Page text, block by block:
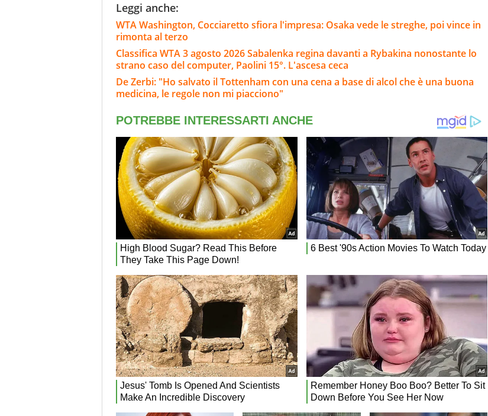
Leggi anche:
WTA Washington, Cocciaretto sfiora l'impresa: Osaka vede le streghe, poi vince in
rimonta al terzo
Classifica WTA 3 agosto 2026 Sabalenka regina davanti a Rybakina nonostante lo
strano caso del computer, Paolini 15°. L'ascesa ceca
De Zerbi: "Ho salvato il Tottenham con una cena a base di alcol che è una buona
medicina, le regole non mi piacciono"